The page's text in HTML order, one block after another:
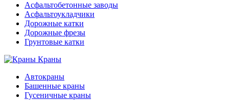
Асфальтобетонные заводы
Асфальтоукладчики
Дорожные катки
Дорожные фрезы
Грунтовые катки
Краны
Автокраны
Башенные краны
Гусеничные краны